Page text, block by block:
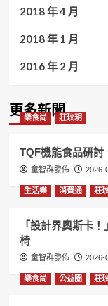
2018 年 4 月
2018 年 1 月
2016 年 2 月
更多新聞
樂食尚 莊玟玥
TQF機能食品研討
童智群發佈 2026-
生活樂 消費通 莊
「設計界奧斯卡
椅
童智群發佈 2026-
樂食尚 公益圈 莊